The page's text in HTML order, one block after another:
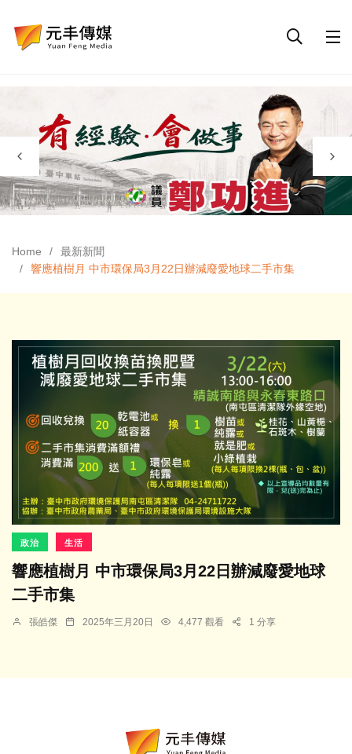
Home
最新新聞
響應植樹月 中市環保局3月22日辦減廢愛地球二手市集
政治 生活
響應植樹月 中市環保局3月22日辦減廢愛地球
二手市集
張皓傑 2025年三月20日 4,477 觀看 1 分享